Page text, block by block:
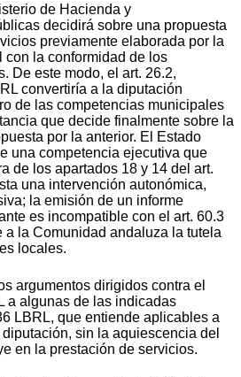
de Hacienda y
decidirá sobre una propuesta
previamente elaborada por la
la conformidad de los
De este modo, el art. 26.2,
convertiría a la diputación
de las competencias municipales
que decide finalmente sobre la
por la anterior. El Estado
una competencia ejecutiva que
de los apartados 18 y 14 del art.
una intervención autonómica,
la emisión de un informe
es incompatible con el art. 60.3
a la Comunidad andaluza la tutela
locales.
argumentos dirigidos contra el
a algunas de las indicadas
LBRL, que entiende aplicables a
sin la aquiescencia del
en la prestación de servicios.